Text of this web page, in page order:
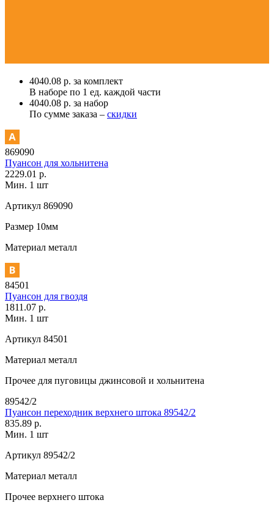
4040.08 р. за комплект
В наборе по 1 ед. каждой части
4040.08 р. за набор
По сумме заказа – скидки
869090
Пуансон для хольнитена
2229.01 р.
Мин. 1 шт
Артикул 869090
Размер 10мм
Материал металл
84501
Пуансон для гвоздя
1811.07 р.
Мин. 1 шт
Артикул 84501
Материал металл
Прочее для пуговицы джинсовой и хольнитена
89542/2
Пуансон переходник верхнего штока 89542/2
835.89 р.
Мин. 1 шт
Артикул 89542/2
Материал металл
Прочее верхнего штока